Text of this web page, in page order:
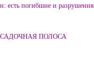
есть погибшие и разрушения
ПОЛОСА